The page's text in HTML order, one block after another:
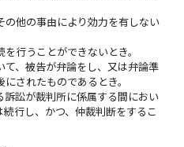
の他の事由により効力を有しない
行うことができないとき。
て、被告が弁論をし、又は弁論準
されたものであるとき。
訟が裁判所に係属する間におい
行し、かつ、仲裁判断をするこ